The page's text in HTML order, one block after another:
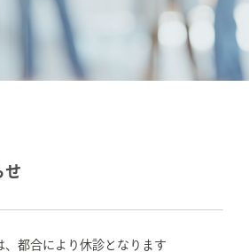
せ
、都合により休診となります